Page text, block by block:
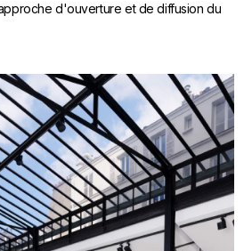
d'ouverture et de diffusion du